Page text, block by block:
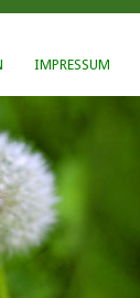
IMPRESSUM